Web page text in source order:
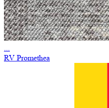
...
RV Promethea